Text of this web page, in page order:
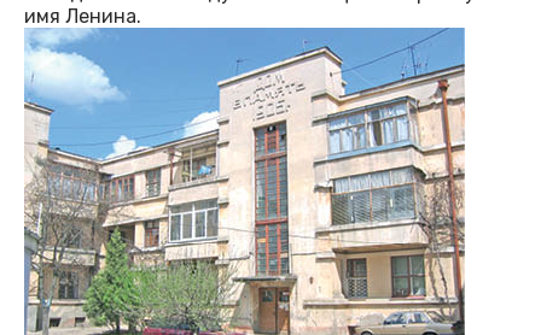
имя Ленина.